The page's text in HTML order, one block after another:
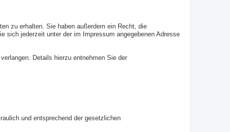
zu erhalten. Sie haben außerdem ein Recht, die
sich jederzeit unter der im Impressum angegebenen Adresse
Details hierzu entnehmen Sie der
und entsprechend der gesetzlichen